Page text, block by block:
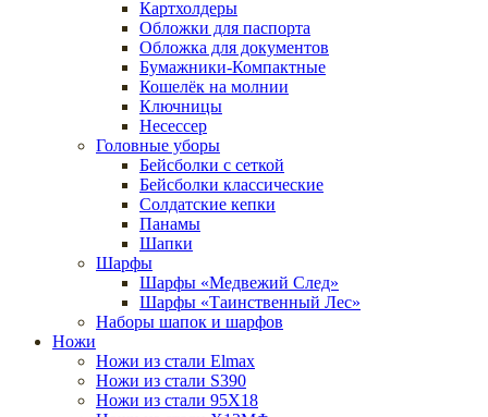
Картхолдеры
Обложки для паспорта
Обложка для документов
Бумажники-Компактные
Кошелёк на молнии
Ключницы
Несессер
Головные уборы
Бейсболки с сеткой
Бейсболки классические
Солдатские кепки
Панамы
Шапки
Шарфы
Шарфы «Медвежий След»
Шарфы «Таинственный Лес»
Наборы шапок и шарфов
Ножи
Ножи из стали Elmax
Ножи из стали S390
Ножи из стали 95X18